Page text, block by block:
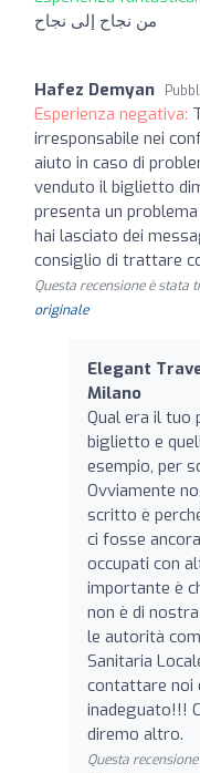
من نجاح إلى نجاح
Hafez Demyan
Esperienza negativa:
irresponsabile nei
aiuto in caso di
venduto il biglietto
presenta un
hai lasciato dei
consiglio di trattare
Questa recensione è
originale
Elegant
Milano
Qual era il tuo
biglietto e
esempio, per
Ovviamente
scritto è
ci fosse
occupati con
importante è
non è di
le autorità
Sanitaria
contattare noi
inadeguato!!!
diremo altro.
Questa